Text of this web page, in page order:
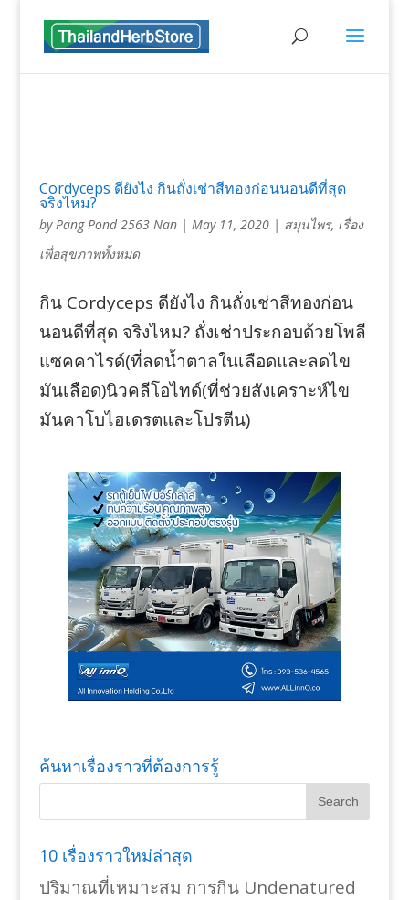
Cordyceps ดียังไง กินถั่งเช่าสีทองก่อนนอนดีที่สุด
จริงไหม?
byPang Pond 2563 Nan| May 11, 2020| สมุนไพร, เรื่อง
เพื่อสุขภาพทั้งหมด
กิน Cordyceps ดียังไง กินถั่งเช่าสีทองก่อน
นอนดีที่สุด จริงไหม? ถั่งเช่าประกอบด้วยโพลี
แซคคาไรด์(ที่ลดน้ำตาลในเลือดและลดไข
มันเลือด)นิวคลีโอไทด์(ที่ช่วยสังเคราะห์ไข
มันคาโบไฮเดรตและโปรตีน)
ค้นหาเรื่องราวที่ต้องการรู้
10 เรื่องราวใหม่ล่าสุด
ปริมาณที่เหมาะสม การกิน Undenatured